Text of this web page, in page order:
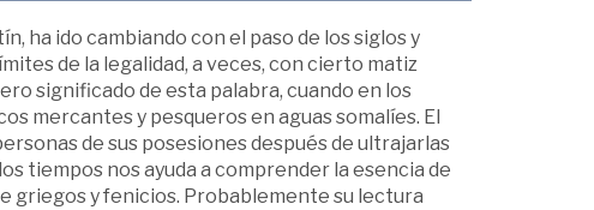
ha ido cambiando con el paso de los siglos y
de la legalidad, a veces, con cierto matiz
significado de esta palabra, cuando en los
mercantes y pesqueros en aguas somalíes. El
de sus posesiones después de ultrajarlas
tiempos nos ayuda a comprender la esencia de
griegos y fenicios. Probablemente su lectura